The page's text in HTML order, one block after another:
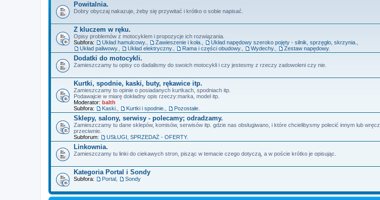
Powitalnia.
Dobry obyczaj nakazuje, żeby się przywitać i krótko o sobie napisać.
Z kluczem w ręku.
Opisy problemów z motocyklem i propozycje ich rozwiązania.
Subfora:
Układ hamulcowy. Zawieszenie i koła. Układ napędowy szeroko pojęty - silnik, sprzęgło, skrzynia.
Układ paliwowy.
Układ elektryczny. Rama i części obudowy. Wydechy. Zestaw napędowy.
Dodatki do motocykli.
Zamieszczamy tu opisy co dadalismy do swoich motocykli i czy jestesmy z rzeczy zadowoleni czy nie.
Kurtki, spodnie, kaski, buty, rękawice itp.
Zamieszczamy to opinie o posiadanych kurtkach, spodniach itp.
Podawajcie w miarę dokładny opis rzeczy:marka, model itp.
Moderator: balth
Subfora:
Kaski. Kurtki i spodnie. Pozostałe.
Sklepy, salony, serwisy - polecamy; odradzamy.
Zamieszczamy tu dane sklepów, komisów, serwisów itp. gdzie nas obsługiwano, i które chcielibysmy polecić innym lub wręcz
przeciwnie.
Subforum:
USŁUGI, SPRZEDAŻ - OFERTY.
Linkownia.
Zamieszczamy tu linki do ciekawych stron, pisząc w temacie czego dotyczą, a w poście krótko je opisując.
Kategoria Portal i Sondy
Subfora: Portal Sondy